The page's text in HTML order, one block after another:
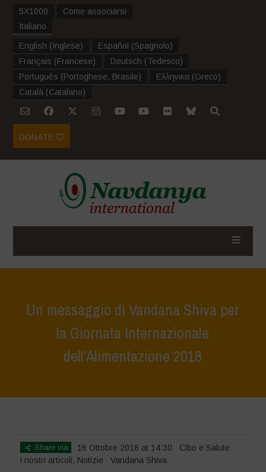
5X1000
Come associarsi
Italiano
English (Inglese) Español (Spagnolo)
Français (Francese) Deutsch (Tedesco)
Português (Portoghese, Brasile) Ελληνικα (Greco)
Català (Catalano)
DONATE
Un messaggio di Vandana Shiva per
la Giornata Internazionale
dell’Alimentazione 2018
Share via 16 Ottobre 2018 at 14:30
Cibo e Salute
i nostri articoli, Notizie Vandana Shiva